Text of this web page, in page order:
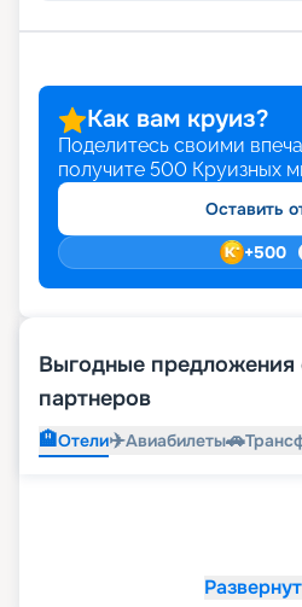
Как вам круиз?
Поделитесь своими
получите 500 Круизных
Оставить
+500
Выгодные предложения
партнеров
🏨Отели✈️Авиабилеты🚗